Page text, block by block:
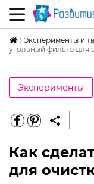
Эксперименты и
угольный фильтр для
Эксперименты
Как
для